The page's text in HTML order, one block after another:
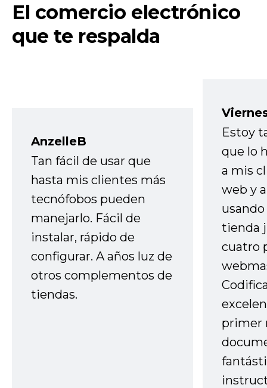
El comercio electrónico
que te respalda
AnzelleB
Tan fácil de usar que
hasta mis clientes más
tecnófobos pueden
manejarlo. Fácil de
instalar, rápido de
configurar. A años luz de
otros complementos de
tiendas.
Estoy
que lo
a mis
web y
tienda
cuatro
primer